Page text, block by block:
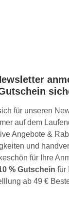
für unseren
auf dem
Angebote &
und
für Ihre
% Gutschein für
ab 49 €